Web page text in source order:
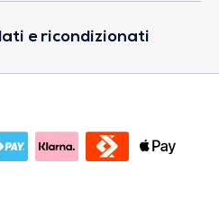
e ricondizionati